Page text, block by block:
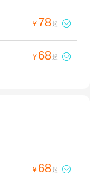
¥ 78起 
¥ 68起 
¥ 68起 